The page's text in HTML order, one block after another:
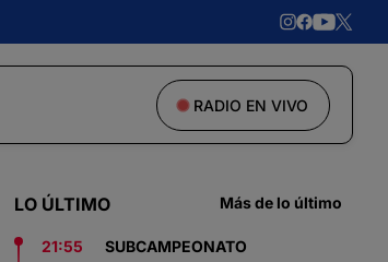
RADIO EN VIVO
LO ÚLTIMO Más de lo último
21:55
SUBCAMPEONATO